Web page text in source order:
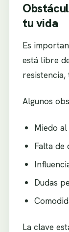
tu vida
Es
está libre
Algunos
Miedo
Falta de
Dudas
La clave